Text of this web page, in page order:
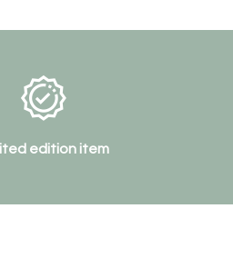
edition item